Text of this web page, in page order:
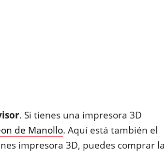
. Si tienes una impresora 3D
de Manollo. Aquí está también el
impresora 3D, puedes comprar la